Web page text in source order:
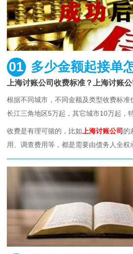
01 多少金额起接单
上海讨账公司收费标准？上海讨账
根据不同城市，不同金额及类型收费标准
长江三角地区5万起，其它城市10万起，
收费是有理可循的，比如 上海讨账公司 的
用、调查费用等，都是需要由债务人全权